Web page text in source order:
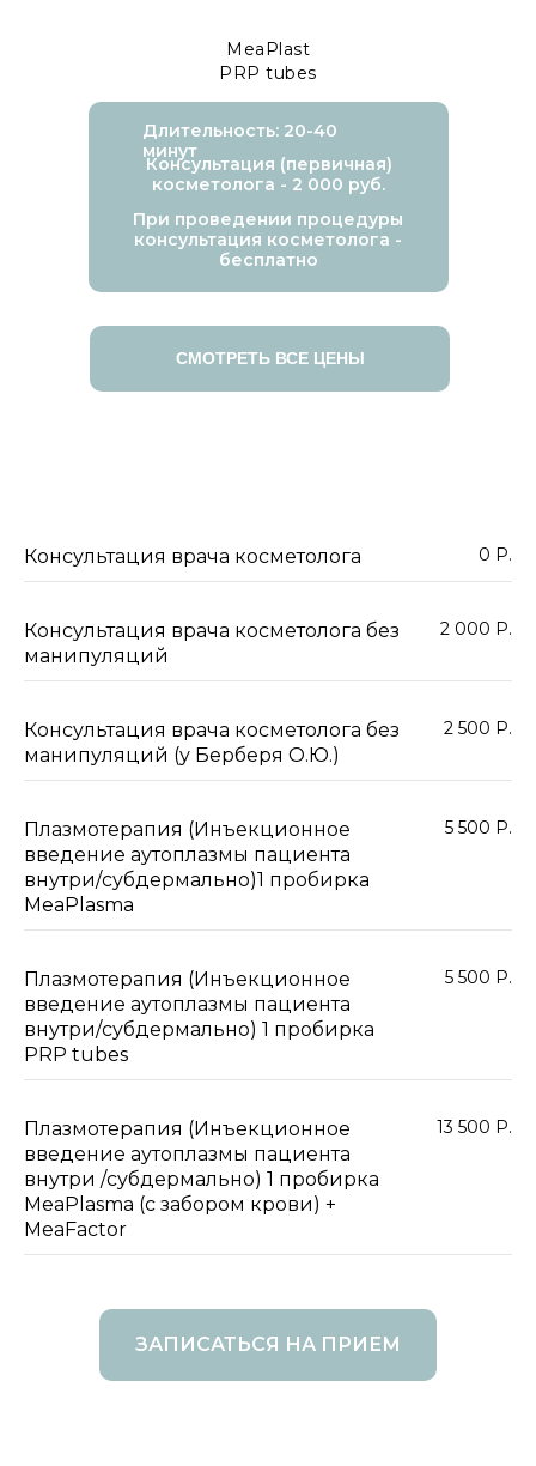
Длительность: 20-40
минут
Консультация (первичная)
косметолога - 2 000 руб.
При проведении процедуры
консультация косметолога -
бесплатно
MeaPlast
PRP tubes
СМОТРЕТЬ ВСЕ ЦЕНЫ
Консультация врача косметолога 0 Р.
Консультация врача косметолога без
манипуляций
2 000 Р.
Консультация врача косметолога без
манипуляций (у Берберя О.Ю.)
2 500 Р.
Плазмотерапия (Инъекционное
введение аутоплазмы пациента
внутри/субдермально)1 пробирка
MeaPlasma
5 500 Р.
Плазмотерапия (Инъекционное
введение аутоплазмы пациента
внутри/субдермально) 1 пробирка
PRP tubes
5 500 Р.
Плазмотерапия (Инъекционное
введение аутоплазмы пациента
внутри /субдермально) 1 пробирка
MeaPlasma (с забором крови) +
MeaFactor
13 500 Р.
ЗАПИСАТЬСЯ НА ПРИЕМ